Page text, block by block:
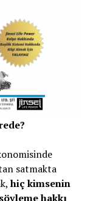
satmakta
hiç kimsenin
hakkı